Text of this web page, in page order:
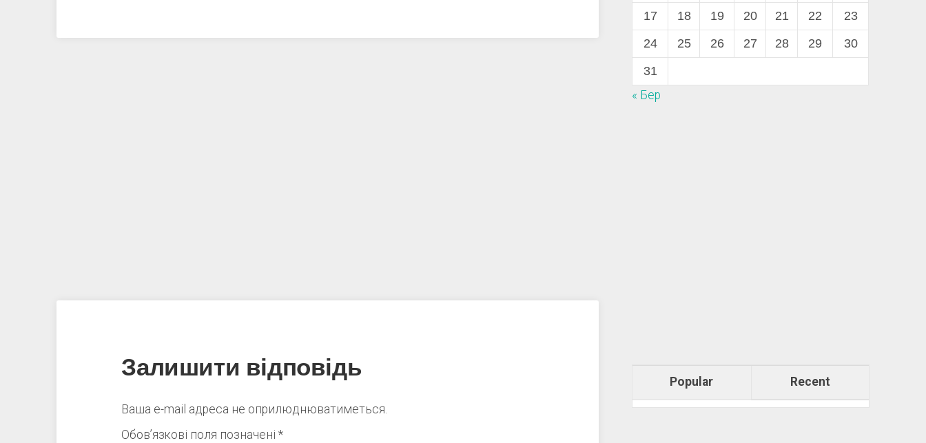
Залишити відповідь
Ваша e-mail адреса не оприлюднюватиметься.
Обов’язкові поля позначені*
17
18 19 20 21 22
23
24
25 26 27 28 29
30
31
« Бер
Popular Recent